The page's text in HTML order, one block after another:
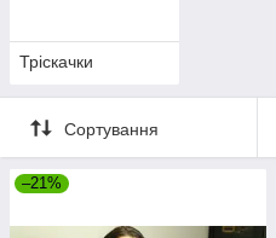
Тріскачки
Сортування
–21%